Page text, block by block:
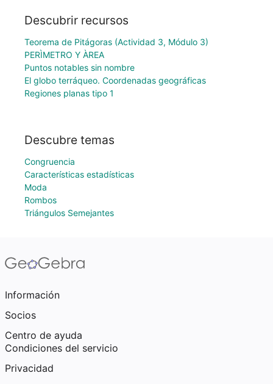
Descubrir recursos
Teorema de Pitágoras (Actividad 3, Módulo 3)
PERÌMETRO Y ÀREA
Puntos notables sin nombre
El globo terráqueo. Coordenadas geográficas
Regiones planas tipo 1
Descubre temas
Congruencia
Características estadísticas
Moda
Rombos
Triángulos Semejantes
Información
Socios
Centro de ayuda
Condiciones del servicio
Privacidad